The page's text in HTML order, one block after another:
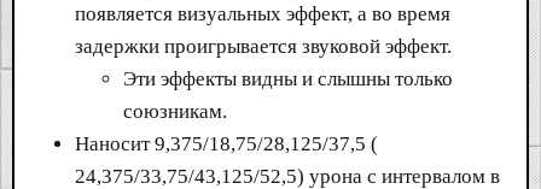
появляется визуальных эффект, а во время
задержки проигрывается звуковой эффект.
Эти эффекты видны и слышны только
союзникам.
Наносит 9,375/18,75/28,125/37,5 (
24,375/33,75/43,125/52,5) урона с интервалом в